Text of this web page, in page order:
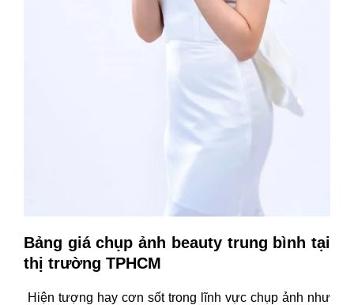
Bảng giá chụp ảnh beauty trung bình tại
thị trường TPHCM
Hiện tượng hay cơn sốt trong lĩnh vực chụp ảnh như